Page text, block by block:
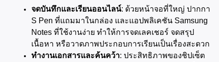
จดบันทึกและเรียนออนไลน์: ด้วยหน้าจอที่ใหญ่ ปากกา
S Pen ที่แถมมาในกล่อง และแอปพลิเคชัน Samsung
Notes ที่ใช้งานง่าย ทำให้การจดเลคเชอร์ จดสรุป
เนื้อหา หรือวาดภาพประกอบการเรียนเป็นเรื่องสะดวก
ทำงานเอกสารและค้นคว้า: ประสิทธิภาพของชิปเซ็ต